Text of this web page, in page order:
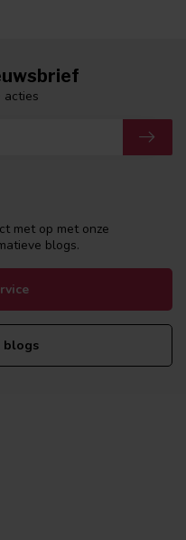
met op met onze
blogs.
blogs
acties